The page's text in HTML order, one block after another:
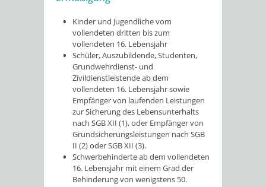
Kinder und Jugendliche vom
vollendeten dritten bis zum
vollendeten 16. Lebensjahr
Schüler, Auszubildende, Studenten,
Grundwehrdienst- und
Zivildienstleistende ab dem
vollendeten 16. Lebensjahr sowie
Empfänger von laufenden Leistungen
zur Sicherung des Lebensunterhalts
nach SGB XII (1), oder Empfänger von
Grundsicherungsleistungen nach SGB
II (2) oder SGB XII (3).
Schwerbehinderte ab dem vollendeten
16. Lebensjahr mit einem Grad der
Behinderung von wenigstens 50.